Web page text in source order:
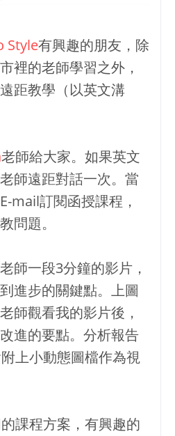
Style有興趣的朋友，除
裡的老師學習之外，
距教學（以英文溝
老師給大家。如果英文
師遠距對話一次。當
mail訂閱函授課程，
問題。
師一段3分鐘的影片，
進步的關鍵點。上圖
師觀看我的影片後，
進的要點。分析報告
上小動態圖檔作為視
課程方案，有興趣的